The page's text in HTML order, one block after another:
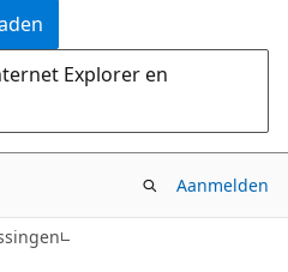
Explorer en
Aanmelden